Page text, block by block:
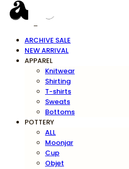
ARCHIVE SALE
NEW ARRIVAL
APPAREL
Knitwear
Shirting
T-shirts
Sweats
Bottoms
POTTERY
ALL
Moonjar
Cup
Objet